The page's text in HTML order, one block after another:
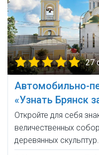
27
Автомобильно-
«Узнать Брянск
Откройте для себя
величественных
деревянных скульптур.